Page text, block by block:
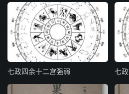
火罗计孛四雄星，加
若也财星更明白，其
计孛忌守
计孛名为纸笔星，如居
七政四余十二宫强弱 七